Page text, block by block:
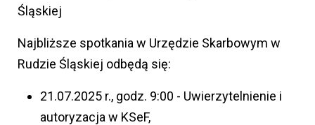
Śląskiej
Najbliższe spotkania w Urzędzie Skarbowym w
Rudzie Śląskiej odbędą się:
21.07.2025 r., godz. 9:00 - Uwierzytelnienie i
autoryzacja w KSeF,